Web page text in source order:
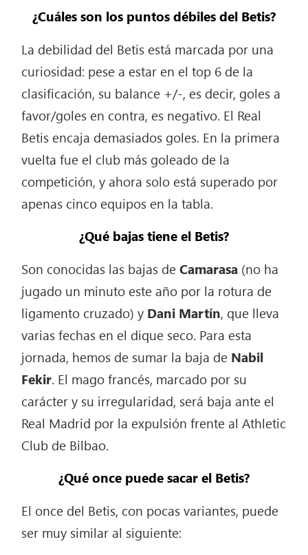
¿Cuáles son los puntos débiles del Betis?
La debilidad del Betis está marcada por una
curiosidad: pese a estar en el top 6 de la
clasificación, su balance +/-, es decir, goles a
favor/goles en contra, es negativo. El Real
Betis encaja demasiados goles. En la primera
vuelta fue el club más goleado de la
competición, y ahora solo está superado por
apenas cinco equipos en la tabla.
¿Qué bajas tiene el Betis?
Son conocidas las bajas deCamarasa (no ha
jugado un minuto este año por la rotura de
ligamento cruzado) y Dani Martín, que lleva
varias fechas en el dique seco. Para esta
jornada, hemos de sumar la baja de Nabil
Fekir. El mago francés, marcado por su
carácter y su irregularidad, será baja ante el
Real Madrid por la expulsión frente al Athletic
Club de Bilbao.
¿Qué once puede sacar el Betis?
El once del Betis, con pocas variantes, puede
ser muy similar al siguiente: